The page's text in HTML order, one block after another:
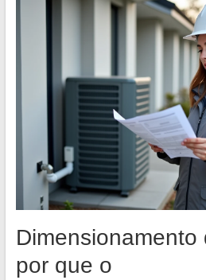
Dimensionamento
por que o